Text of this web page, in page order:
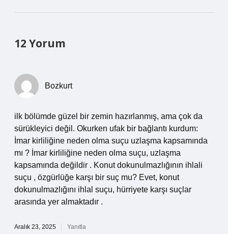
12 Yorum
Bozkurt
ilk bölümde güzel bir zemin hazırlanmış, ama çok da
sürükleyici değil. Okurken ufak bir bağlantı kurdum:
İmar kirliliğine neden olma suçu uzlaşma kapsamında
mı ? İmar kirliliğine neden olma suçu, uzlaşma
kapsamında değildir . Konut dokunulmazlığının ihlali
suçu , özgürlüğe karşı bir suç mu? Evet, konut
dokunulmazlığını ihlal suçu, hürriyete karşı suçlar
arasında yer almaktadır .
Aralık 23, 2025 Yanıtla